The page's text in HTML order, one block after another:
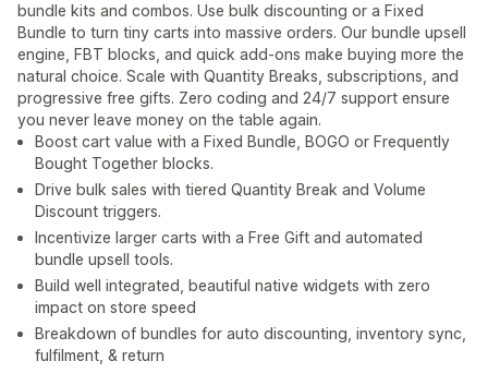
bundle kits and combos. Use bulk discounting or a Fixed
Bundle to turn tiny carts into massive orders. Our bundle upsell
engine, FBT blocks, and quick add-ons make buying more the
natural choice. Scale with Quantity Breaks, subscriptions, and
progressive free gifts. Zero coding and 24/7 support ensure
you never leave money on the table again.
Boost cart value with a Fixed Bundle, BOGO or Frequently
Bought Together blocks.
Drive bulk sales with tiered Quantity Break and Volume
Discount triggers.
Incentivize larger carts with a Free Gift and automated
bundle upsell tools.
Build well integrated, beautiful native widgets with zero
impact on store speed
Breakdown of bundles for auto discounting, inventory sync,
fulfilment, & return